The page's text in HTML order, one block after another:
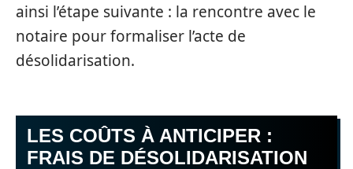
ainsi l’étape suivante : la rencontre avec le
notaire pour formaliser l’acte de
désolidarisation.
LES COÛTS À ANTICIPER :
FRAIS DE DÉSOLIDARISATION